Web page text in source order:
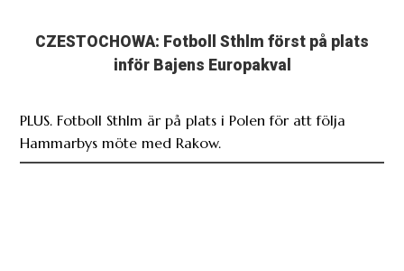
CZESTOCHOWA: Fotboll Sthlm först på plats
inför Bajens Europakval
PLUS. Fotboll Sthlm är på plats i Polen för att följa
Hammarbys möte med Rakow.